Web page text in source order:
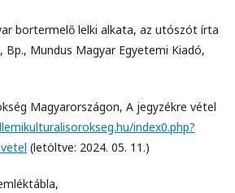
bortermelő lelki alkata, az utószót írta
Bp., Mundus Magyar Egyetemi Kiadó,
Magyarországon, A jegyzékre vétel
index0.php?
(letöltve: 2024. 05. 11.)